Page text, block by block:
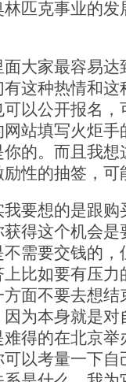
克事业的发
家最容易达
这种热情和
以公开报名
站填写火炬
的。而且我
性的抽签，
想的是跟购
得这个机会
需要交钱的
上比如要有压
面不要去想
为本身就是
得的在北京
以考量一下